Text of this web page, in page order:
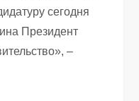
сегодня
Президент
–